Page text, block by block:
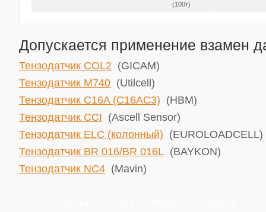
(100т)
Допускается применение взамен
Тензодатчик COL2 (GICAM)
Тензодатчик M740 (Utilcell)
Тензодатчик C16A (C16AC3) (HBM)
Тензодатчик ССI (Ascell Sensor)
Тензодатчик ELC (колонный) (EUROLOADCELL)
Тензодатчик BR 016/BR 016L (BAYKON)
Тензодатчик NC4 (Mavin)